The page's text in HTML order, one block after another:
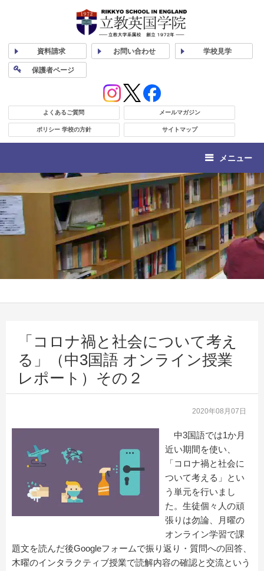
資料請求 お問い合わせ 学校見学
保護者ページ
よくあるご質問 メールマガジン
ポリシー 学校の方針 サイトマップ
メニュー
「コロナ禍と社会について考え
る」（中3国語 オンライン授業
レポート）その２
2020年08月07日
中3国語では1か月
近い期間を使い、
「コロナ禍と社会に
ついて考える」とい
う単元を行いまし
た。生徒個々人の頑
張りは勿論、月曜の
オンライン学習で課
題文を読んだ後Googleフォームで振り返り・質問への回答、
木曜のインタラクティブ授業で読解内容の確認と交流という